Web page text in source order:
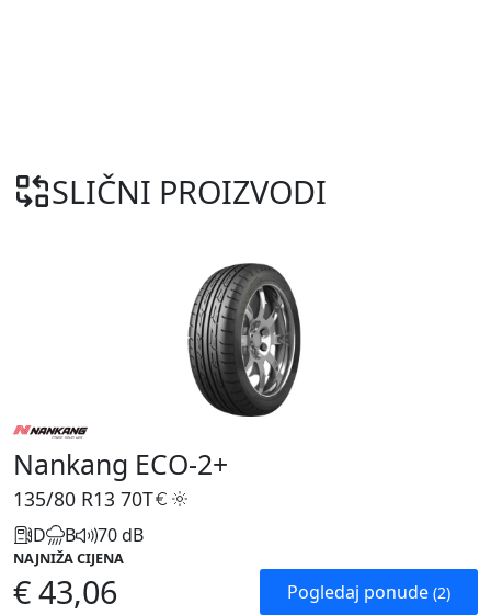
SLIČNI PROIZVODI
Nankang ECO-2+
135/80 R13 70T
D B 70 dB
NAJNIŽA CIJENA
€ 43,06 Pogledaj ponude (2)